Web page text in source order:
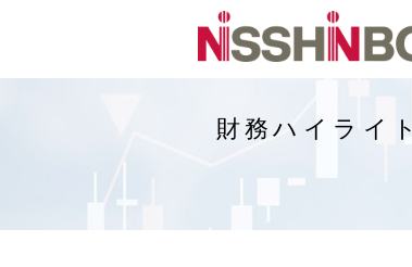
財務ハイライト